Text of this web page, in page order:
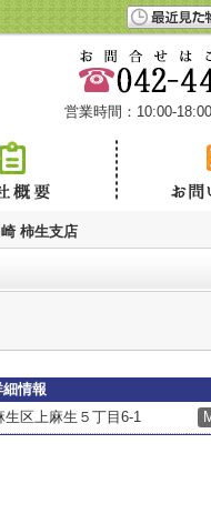
営業時間：10:00-18:00
柿生支店
情報
生区上麻生５丁目6-1